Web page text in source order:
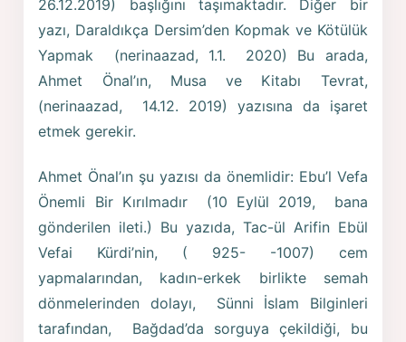
26.12.2019) başlığını taşımaktadır. Diğer bir
yazı, Daraldıkça Dersim’den Kopmak ve Kötülük
Yapmak (nerinaazad, 1.1. 2020) Bu arada,
Ahmet Önal’ın, Musa ve Kitabı Tevrat,
(nerinaazad, 14.12. 2019) yazısına da işaret
etmek gerekir.
Ahmet Önal’ın şu yazısı da önemlidir: Ebu’l Vefa
Önemli Bir Kırılmadır (10 Eylül 2019, bana
gönderilen ileti.) Bu yazıda, Tac-ül Arifin Ebül
Vefai Kürdi’nin, ( 925- -1007) cem
yapmalarından, kadın-erkek birlikte semah
dönmelerinden dolayı, Sünni İslam Bilginleri
tarafından, Bağdad’da sorguya çekildiği, bu